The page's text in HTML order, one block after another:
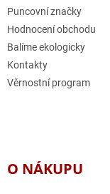
Puncovní značky
Hodnocení obchodu
Balíme ekologicky
Kontakty
Věrnostní program
O NÁKUPU